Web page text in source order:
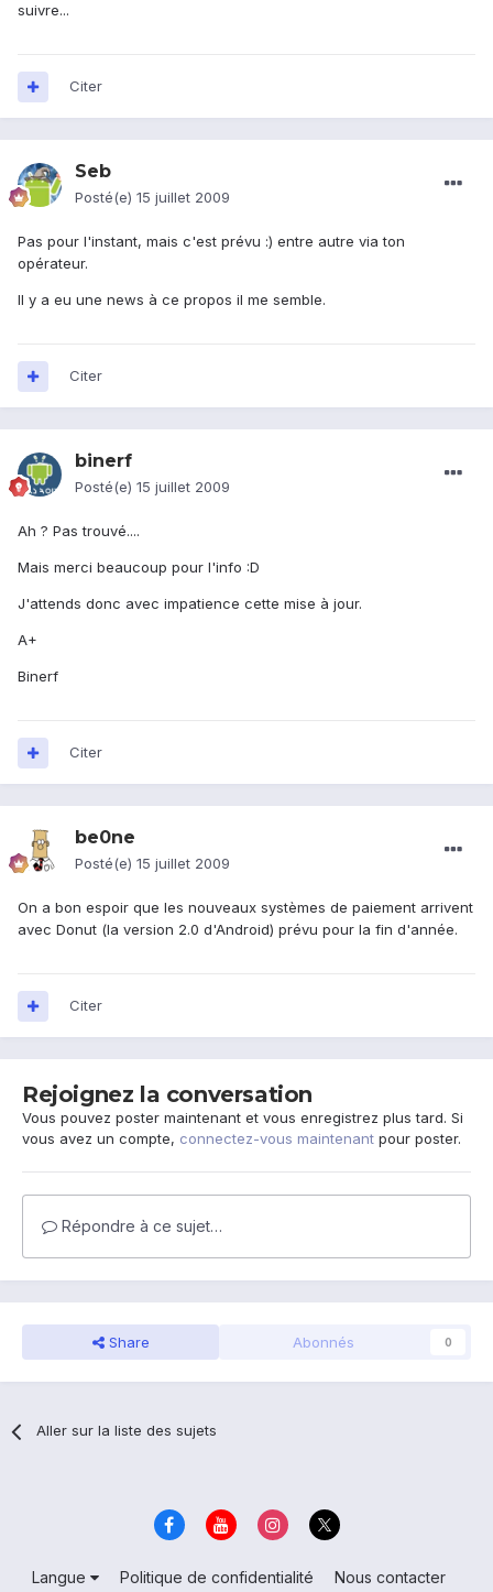
suivre...
Citer
Seb
Posté(e) 15 juillet 2009
Pas pour l'instant, mais c'est prévu :) entre autre via ton
opérateur.
Il y a eu une news à ce propos il me semble.
Citer
binerf
Posté(e) 15 juillet 2009
Ah ? Pas trouvé....
Mais merci beaucoup pour l'info :D
J'attends donc avec impatience cette mise à jour.
A+
Binerf
Citer
be0ne
Posté(e) 15 juillet 2009
On a bon espoir que les nouveaux systèmes de paiement arrivent
avec Donut (la version 2.0 d'Android) prévu pour la fin d'année.
Citer
Rejoignez la conversation
Vous pouvez poster maintenant et vous enregistrez plus tard. Si
vous avez un compte, connectez-vous maintenant pour poster.
Répondre à ce sujet…
Share Abonnés 0
Aller sur la liste des sujets
Langue Politique de confidentialité
Nous contacter